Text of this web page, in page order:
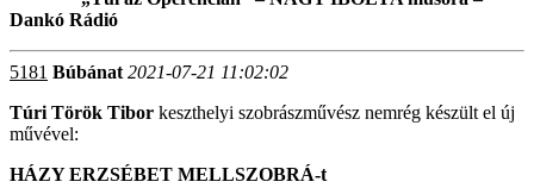
Dankó Rádió
5181 Búbánat 2021-07-21 11:02:02
Túri Török Tibor keszthelyi szobrászművész nemrég készült el új
művével:
HÁZY ERZSÉBET MELLSZOBRÁ-t